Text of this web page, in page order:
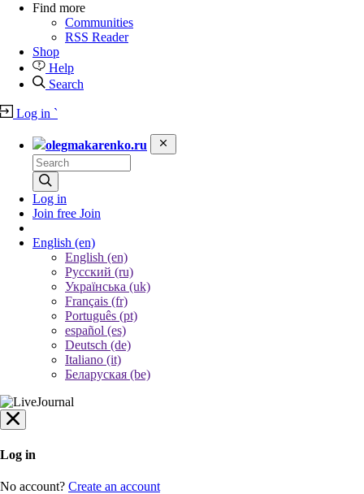
Find more
Communities
RSS Reader
Shop
Help
Search
Log in `
olegmakarenko.ru
Log in
Join free Join
English (en)
English (en)
Русский (ru)
Українська (uk)
Français (fr)
Português (pt)
español (es)
Deutsch (de)
Italiano (it)
Беларуская (be)
Log in
No account? Create an account